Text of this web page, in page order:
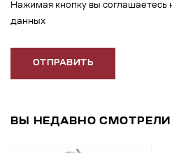
Нажимая кнопку вы соглашаетесь
данных
ОТПРАВИТЬ
ВЫ НЕДАВНО СМОТРЕЛИ